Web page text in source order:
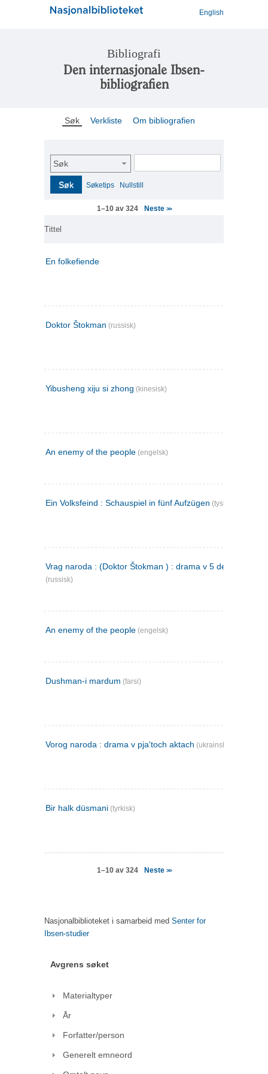
English
Bibliografi
Den internasjonale Ibsen-
bibliografien
Søk Verkliste Om bibliografien
Søk
Søk Søketips Nullstill
1–10 av 324 Neste >>
Tittel
En folkefiende
Doktor Štokman (russisk)
Yibusheng xiju si zhong (kinesisk)
An enemy of the people (engelsk)
Ein Volksfeind : Schauspiel in fünf Aufzügen (tysk)
Vrag naroda : (Doktor Štokman ) : drama v 5 dejstvijach
(russisk)
An enemy of the people (engelsk)
Dushman-i mardum (farsi)
Vorog naroda : drama v pja'toch aktach (ukrainsk)
Bir halk düsmani (tyrkisk)
1–10 av 324 Neste >>
Nasjonalbiblioteket i samarbeid med Senter for
Ibsen-studier
Avgrens søket
Materialtyper
År
Forfatter/person
Generelt emneord